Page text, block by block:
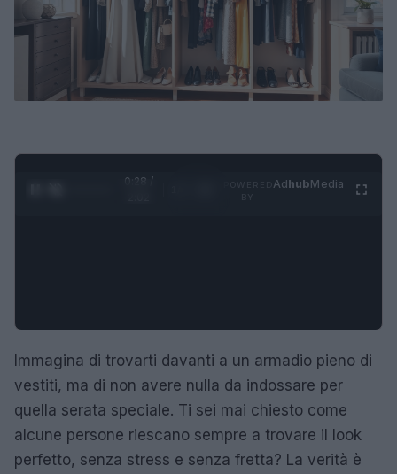
0:29 /
AdhubMedia
Immagina di trovarti davanti a un armadio pieno di
vestiti, ma di non avere nulla da indossare per
quella serata speciale. Ti sei mai chiesto come
alcune persone riescano sempre a trovare il look
perfetto, senza stress e senza fretta? La verità è